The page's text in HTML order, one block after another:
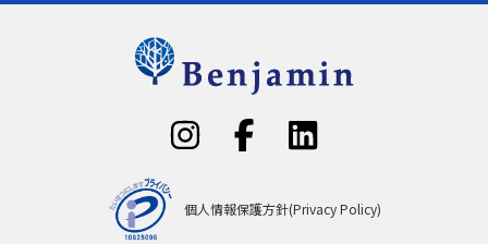
個人情報保護方針(Privacy Policy)